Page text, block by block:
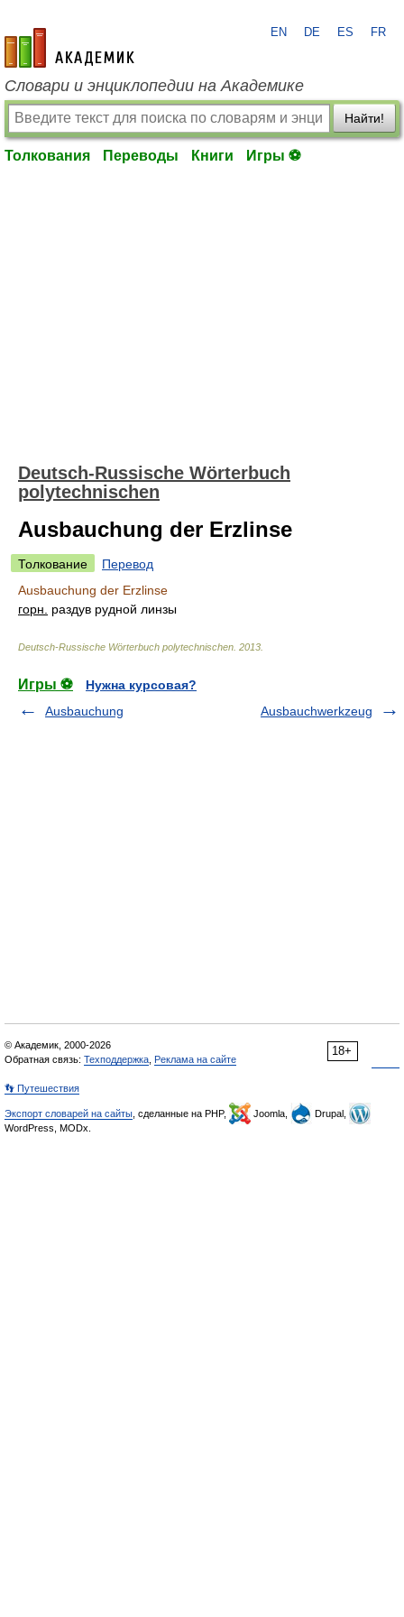
academic.ru
EN DE ES FR
Словари и энциклопедии на Академике
Найти!
Толкования Переводы Книги Игры ⚽
Deutsch-Russische Wörterbuch
polytechnischen
Ausbauchung der Erzlinse
Толкование
Перевод
Ausbauchung der Erzlinse
горн.
раздув рудной линзы
Deutsch-Russische Wörterbuch polytechnischen 2013
Игры ⚽
Нужна курсовая?
Ausbauchung
Ausbauchwerkzeug
18+
© Академик, 2000-2026
Обратная связь: Техподдержка Реклама на сайте
👣 Путешествия
Экспорт словарей на сайты , сделанные на PHP, Joomla,
Drupal,
WordPress, MODx.